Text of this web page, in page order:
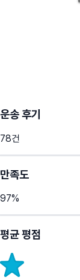
운송 후기
78건
만족도
97%
평균 평점